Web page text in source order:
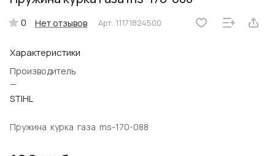
0 Нет отзывов Арт. 11171824500
Характеристики
Производитель
—
STIHL
Пружина курка газа ms-170-088